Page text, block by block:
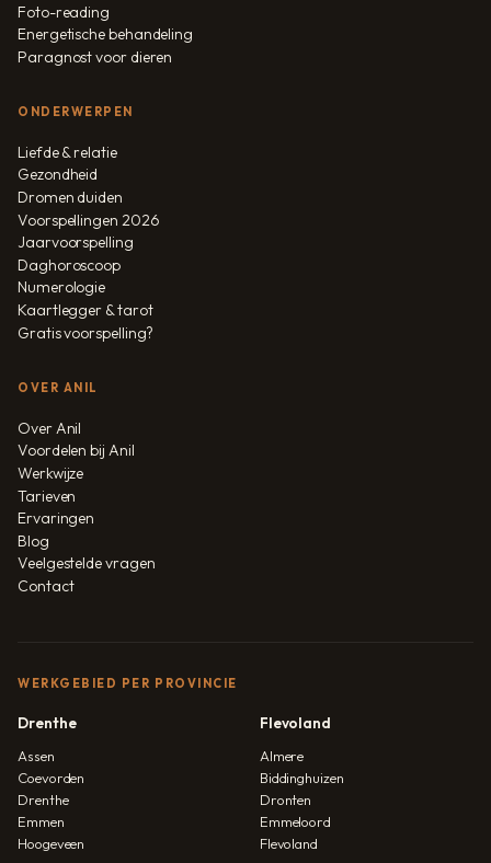
Foto-reading
Energetische behandeling
Paragnost voor dieren
ONDERWERPEN
Liefde & relatie
Gezondheid
Dromen duiden
Voorspellingen 2026
Jaarvoorspelling
Daghoroscoop
Numerologie
Kaartlegger & tarot
Gratis voorspelling?
OVER ANIL
Over Anil
Voordelen bij Anil
Werkwijze
Tarieven
Ervaringen
Blog
Veelgestelde vragen
Contact
WERKGEBIED PER PROVINCIE
Drenthe
Assen
Coevorden
Drenthe
Emmen
Hoogeveen
Flevoland
Almere
Biddinghuizen
Dronten
Emmeloord
Flevoland